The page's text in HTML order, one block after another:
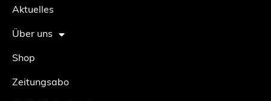
Aktuelles
Über uns
Shop
Zeitungsabo